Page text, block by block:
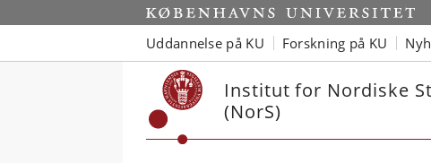
Start
Uddannelse på KU Forskning på KU
Institut for Nordiske
(NorS)